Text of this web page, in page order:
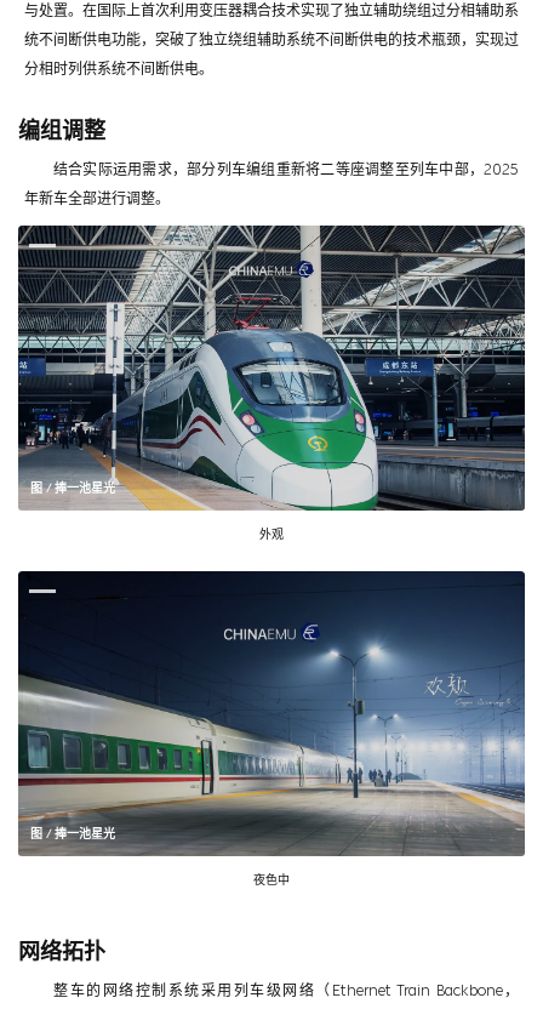
与处置。在国际上首次利用变压器耦合技术实现了独立辅助绕组过分相辅助系
统不间断供电功能，突破了独立绕组辅助系统不间断供电的技术瓶颈，实现过
分相时列供系统不间断供电。
编组调整
结合实际运用需求，部分列车编组重新将二等座调整至列车中部，2025
年新车全部进行调整。
图 / 捧一池星光
外观
图 / 捧一池星光
夜色中
网络拓扑
整车的网络控制系统采用列车级网络（Ethernet Train Backbone，